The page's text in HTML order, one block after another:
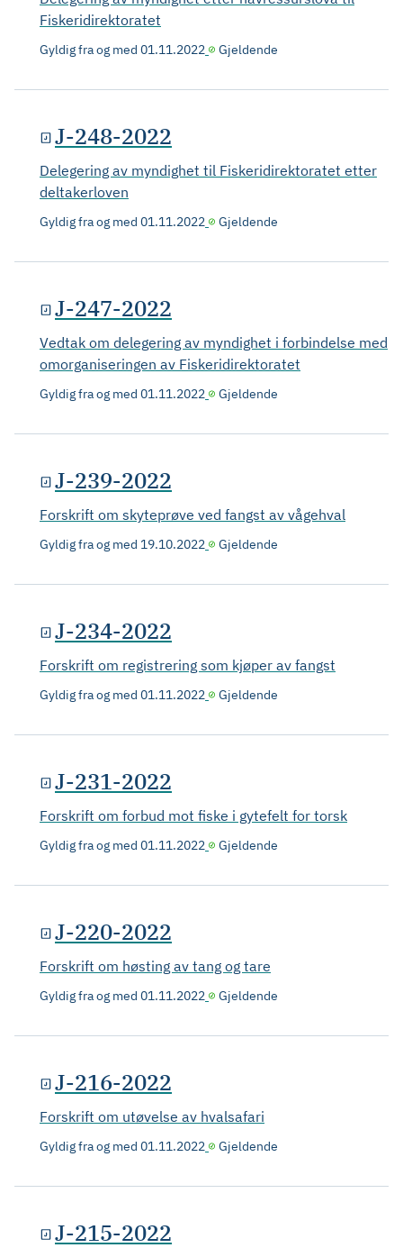
Fiskeridirektoratet
Gyldig fra og med 01.11.2022 Gjeldende
J-248-2022
Delegering av myndighet til Fiskeridirektoratet etter
deltakerloven
Gyldig fra og med 01.11.2022 Gjeldende
J-247-2022
Vedtak om delegering av myndighet i forbindelse med
omorganiseringen av Fiskeridirektoratet
Gyldig fra og med 01.11.2022 Gjeldende
J-239-2022
Forskrift om skyteprøve ved fangst av vågehval
Gyldig fra og med 19.10.2022 Gjeldende
J-234-2022
Forskrift om registrering som kjøper av fangst
Gyldig fra og med 01.11.2022 Gjeldende
J-231-2022
Forskrift om forbud mot fiske i gytefelt for torsk
Gyldig fra og med 01.11.2022 Gjeldende
J-220-2022
Forskrift om høsting av tang og tare
Gyldig fra og med 01.11.2022 Gjeldende
J-216-2022
Forskrift om utøvelse av hvalsafari
Gyldig fra og med 01.11.2022 Gjeldende
J-215-2022